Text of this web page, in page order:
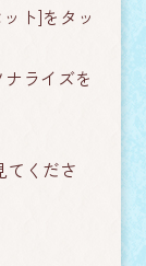
ト]をタッ
ライズを
くださ